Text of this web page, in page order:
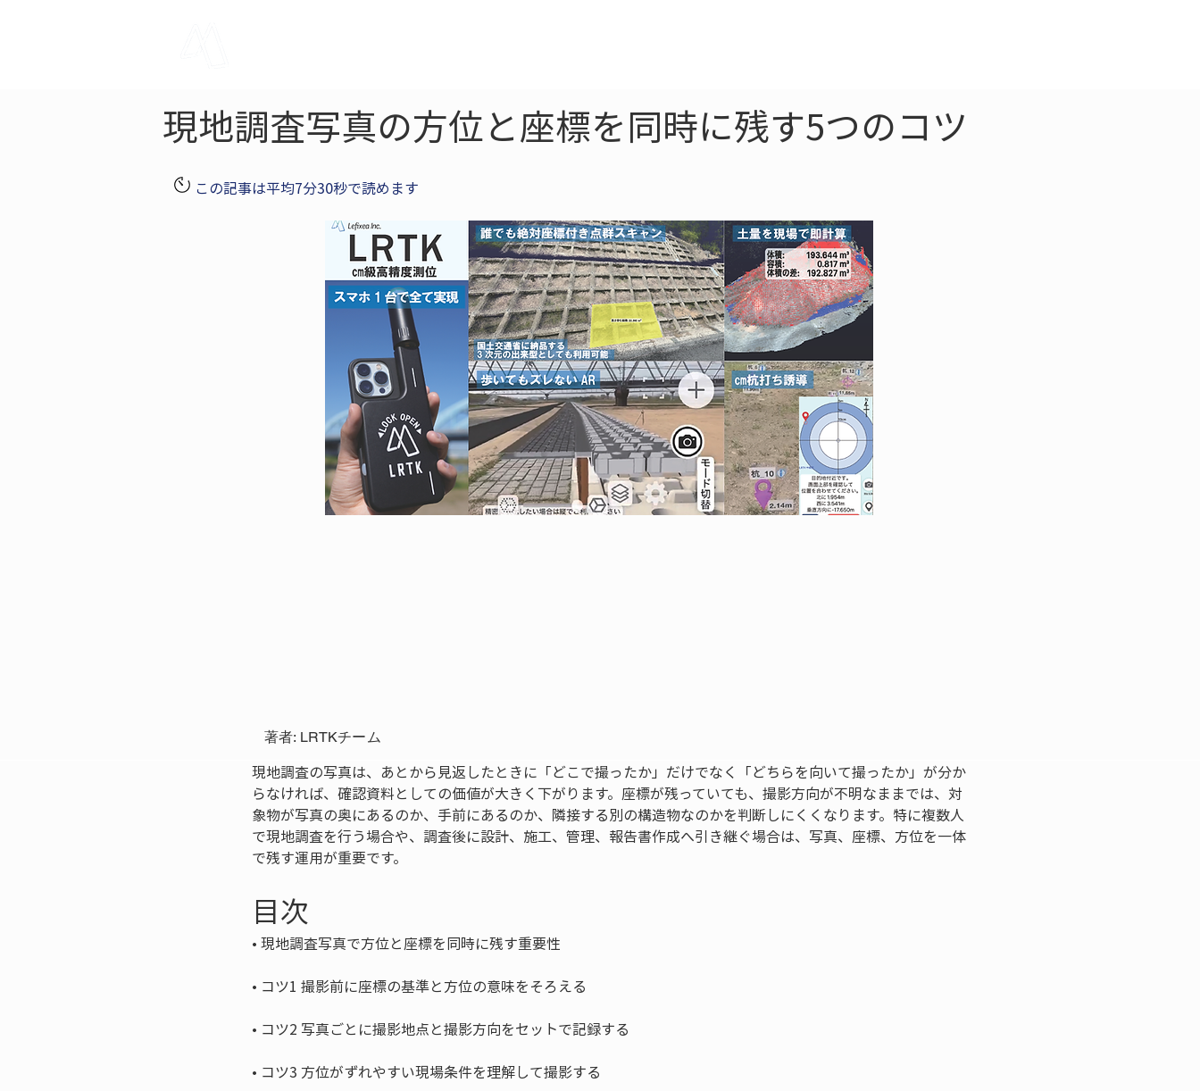
現地調査写真の方位と座標を同時に残す5つのコツ
この記事は平均7分30秒で読めます
著者: LRTKチーム
現地調査の写真は、あとから見返したときに「どこで撮ったか」だけでなく「どちらを向いて撮ったか」が分か
らなければ、確認資料としての価値が大きく下がります。座標が残っていても、撮影方向が不明なままでは、対
象物が写真の奥にあるのか、手前にあるのか、隣接する別の構造物なのかを判断しにくくなります。特に複数人
で現地調査を行う場合や、調査後に設計、施工、管理、報告書作成へ引き継ぐ場合は、写真、座標、方位を一体
で残す運用が重要です。
目次
•
•
•
•